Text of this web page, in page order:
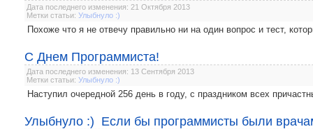
Дата последнего изменения: 21 Октября 2013
Метки статьи: Улыбнуло :)
Похоже что я не отвечу правильно ни на один вопрос и тест,
С Днем Программиста!
Дата последнего изменения: 13 Сентября 2013
Метки статьи: Улыбнуло :)
Наступил очередной 256 день в году, с праздником всех
Улыбнуло :) Если бы программисты были